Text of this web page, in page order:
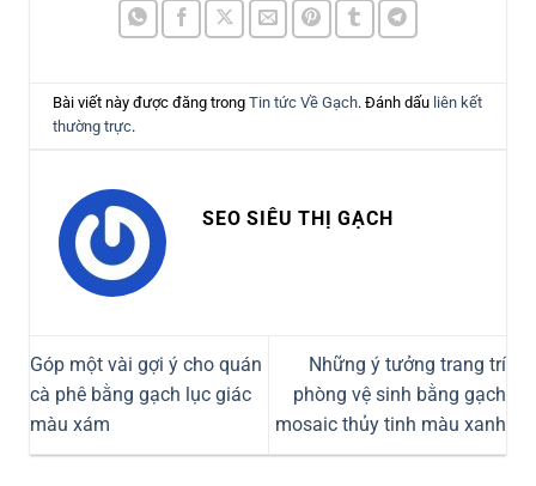
Bài viết này được đăng trongTin tức Về Gạch. Đánh dấu liên kết
thường trực.
SEO SIÊU THỊ GẠCH
Góp một vài gợi ý cho quán
cà phê bằng gạch lục giác
màu xám
Những ý tưởng trang trí
phòng vệ sinh bằng gạch
mosaic thủy tinh màu xanh